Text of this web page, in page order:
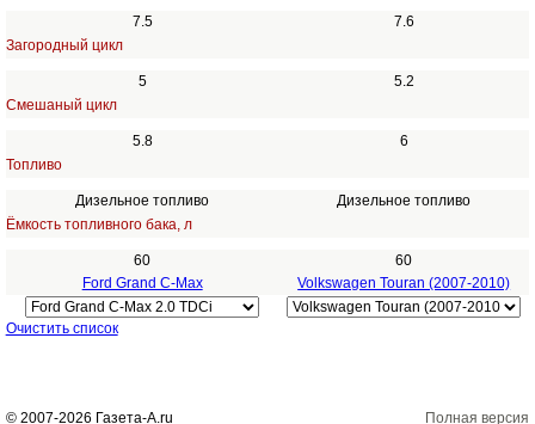
7.5
7.6
Загородный цикл
5
5.2
Смешаный цикл
5.8
6
Топливо
Дизельное топливо
Дизельное топливо
Ёмкость топливного бака, л
60
60
Ford Grand C-Max
Volkswagen Touran (2007-2010)
Очистить список
© 2007-2026 Газета-А.ru Полная версия